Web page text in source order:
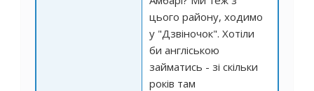
цього району, ходимо
у "Дзвіночок". Хотіли
би англіською
займатись - зі скільки
років там